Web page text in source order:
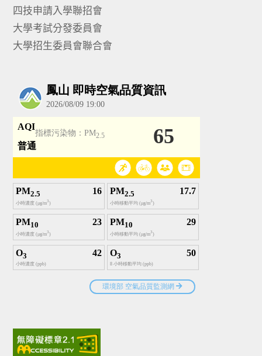
四技申請入學聯招會
大學考試分發委員會
大學招生委員會聯合會